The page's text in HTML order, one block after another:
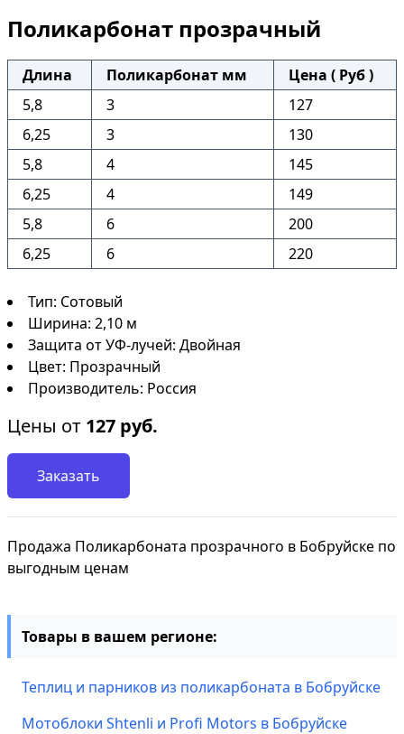
Поликарбонат прозрачный
Длина Поликарбонат мм
Цена ( Руб )
5,8
3
127
6,25
3
130
5,8
4
145
6,25
4
149
5,8
6
200
6,25
6 220
Тип: Сотовый
Ширина: 2,10 м
Защита от УФ-лучей: Двойная
Цвет: Прозрачный
Производитель: Россия
Цены от 127 руб.
Заказать
Продажа Поликарбоната прозрачного в Бобруйске по
выгодным ценам
Товары в вашем регионе:
Теплиц и парников из поликарбоната в Бобруйске
Мотоблоки Shtenli и Profi Motors в Бобруйске